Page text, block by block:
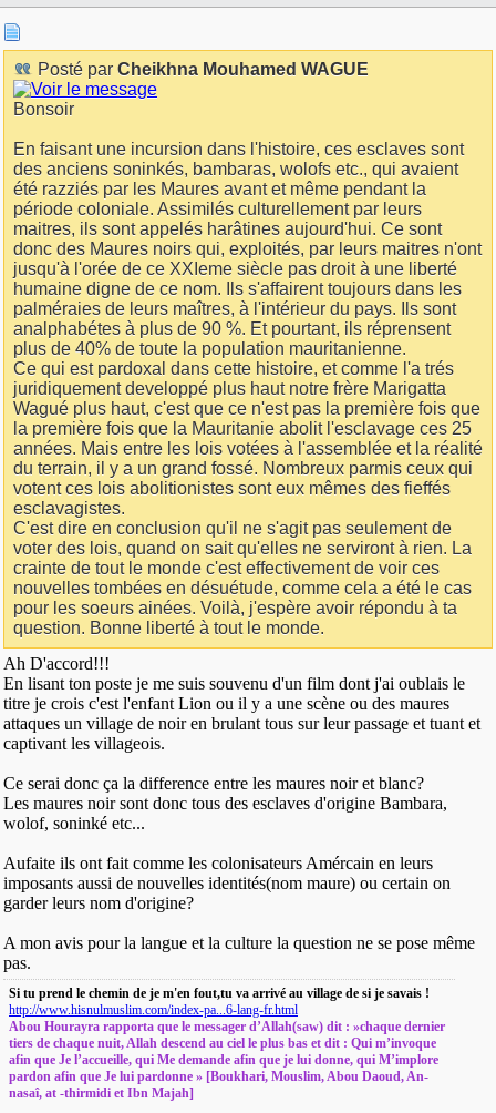
Posté par Cheikhna Mouhamed WAGUE
Bonsoir
En faisant une incursion dans l'histoire, ces esclaves sont
des anciens soninkés, bambaras, wolofs etc., qui avaient
été razziés par les Maures avant et même pendant la
période coloniale. Assimilés culturellement par leurs
maitres, ils sont appelés harâtines aujourd'hui. Ce sont
donc des Maures noirs qui, exploités, par leurs maitres n'ont
jusqu'à l'orée de ce XXIeme siècle pas droit à une liberté
humaine digne de ce nom. Ils s'affairent toujours dans les
palméraies de leurs maîtres, à l'intérieur du pays. Ils sont
analphabétes à plus de 90 %. Et pourtant, ils réprensent
plus de 40% de toute la population mauritanienne.
Ce qui est pardoxal dans cette histoire, et comme l'a trés
juridiquement developpé plus haut notre frère Marigatta
Wagué plus haut, c'est que ce n'est pas la première fois que
la première fois que la Mauritanie abolit l'esclavage ces 25
années. Mais entre les lois votées à l'assemblée et la réalité
du terrain, il y a un grand fossé. Nombreux parmis ceux qui
votent ces lois abolitionistes sont eux mêmes des fieffés
esclavagistes.
C'est dire en conclusion qu'il ne s'agit pas seulement de
voter des lois, quand on sait qu'elles ne serviront à rien. La
crainte de tout le monde c'est effectivement de voir ces
nouvelles tombées en désuétude, comme cela a été le cas
pour les soeurs ainées. Voilà, j'espère avoir répondu à ta
question. Bonne liberté à tout le monde.
Ah D'accord!!!
En lisant ton poste je me suis souvenu d'un film dont j'ai oublais le
titre je crois c'est l'enfant Lion ou il y a une scène ou des maures
attaques un village de noir en brulant tous sur leur passage et tuant et
captivant les villageois.
Ce serai donc ça la difference entre les maures noir et blanc?
Les maures noir sont donc tous des esclaves d'origine Bambara,
wolof, soninké etc...
Aufaite ils ont fait comme les colonisateurs Amércain en leurs
imposants aussi de nouvelles identités(nom maure) ou certain on
garder leurs nom d'origine?
A mon avis pour la langue et la culture la question ne se pose même
pas.
Si tu prend le chemin de je m'en fout,tu va arrivé au village de si je savais !
http://www.hisnulmuslim.com/index-pa...6-lang-fr.html
Abou Hourayra rapporta que le messager d’Allah(saw) dit : »chaque dernier
tiers de chaque nuit, Allah descend au ciel le plus bas et dit : Qui m’invoque
afin que Je l’accueille, qui Me demande afin que je lui donne, qui M’implore
pardon afin que Je lui pardonne » [Boukhari, Mouslim, Abou Daoud, An-
nasaî, at -thirmidi et Ibn Majah]